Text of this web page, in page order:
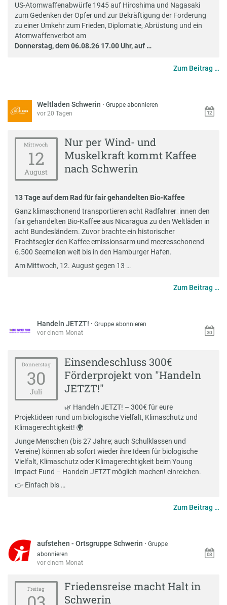
US-Atomwaffenabwürfe 1945 auf Hiroshima und Nagasaki
zum Gedenken der Opfer und zur Bekräftigung der Forderung
zu einer Umkehr zum Frieden, Diplomatie, Abrüstung und ein
Atomwaffenverbot am
Donnerstag, dem 06.08.26 17.00 Uhr, auf …
Zum Beitrag …
Weltladen Schwerin ·Gruppe abonnieren
vor 20 Tagen
Mittwoch
12
August
Nur per Wind- und
Muskelkraft kommt Kaffee
nach Schwerin
13 Tage auf dem Rad für fair gehandelten Bio-Kaffee
Ganz klimaschonend transportieren acht Radfahrer_innen den
fair gehandelten Bio-Kaffee aus Nicaragua zu den Weltläden in
acht Bundesländern. Zuvor brachte ein historischer
Frachtsegler den Kaffee emissionsarm und meeresschonend
6.500 Seemeilen weit bis in den Hamburger Hafen.
Am Mittwoch, 12. August gegen 13 …
Zum Beitrag …
Handeln JETZT! ·Gruppe abonnieren
vor einem Monat
Donnerstag
30
Juli
Einsendeschluss 300€
Förderprojekt von "Handeln
JETZT!"
🌿 Handeln JETZT! – 300€ für eure
Projektideen rund um biologische Vielfalt, Klimaschutz und
Klimagerechtigkeit! 🌍
Junge Menschen (bis 27 Jahre; auch Schulklassen und
Vereine) können ab sofort wieder ihre Ideen für biologische
Vielfalt, Klimaschutz oder Klimagerechtigkeit beim Young
Impact Fund – Handeln JETZT möglich machen! einreichen.
👉 Einfach bis …
Zum Beitrag …
aufstehen - Ortsgruppe Schwerin ·Gruppe
abonnieren
vor einem Monat
Freitag
Friedensreise macht Halt in
Schwerin